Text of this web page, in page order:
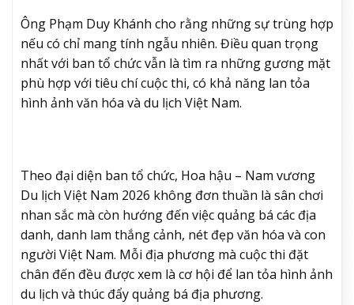
Ông Phạm Duy Khánh cho rằng những sự trùng hợp
nếu có chỉ mang tính ngẫu nhiên. Điều quan trọng
nhất với ban tổ chức vẫn là tìm ra những gương mặt
phù hợp với tiêu chí cuộc thi, có khả năng lan tỏa
hình ảnh văn hóa và du lịch Việt Nam.
Theo đại diện ban tổ chức, Hoa hậu – Nam vương
Du lịch Việt Nam 2026 không đơn thuần là sân chơi
nhan sắc mà còn hướng đến việc quảng bá các địa
danh, danh lam thắng cảnh, nét đẹp văn hóa và con
người Việt Nam. Mỗi địa phương mà cuộc thi đặt
chân đến đều được xem là cơ hội để lan tỏa hình ảnh
du lịch và thúc đẩy quảng bá địa phương.